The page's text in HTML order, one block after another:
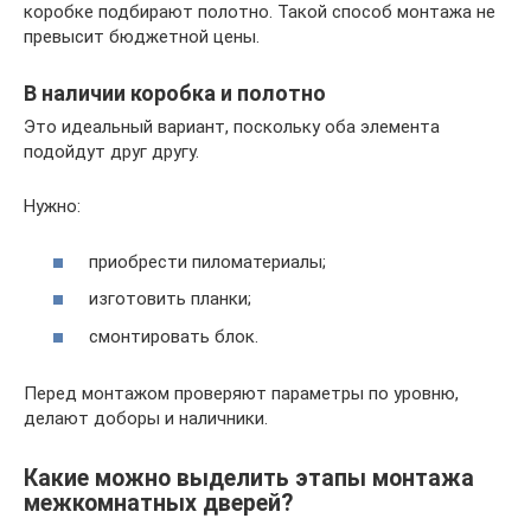
коробке подбирают полотно. Такой способ монтажа не
превысит бюджетной цены.
В наличии коробка и полотно
Это идеальный вариант, поскольку оба элемента
подойдут друг другу.
Нужно:
приобрести пиломатериалы;
изготовить планки;
смонтировать блок.
Перед монтажом проверяют параметры по уровню,
делают доборы и наличники.
Какие можно выделить этапы монтажа
межкомнатных дверей?